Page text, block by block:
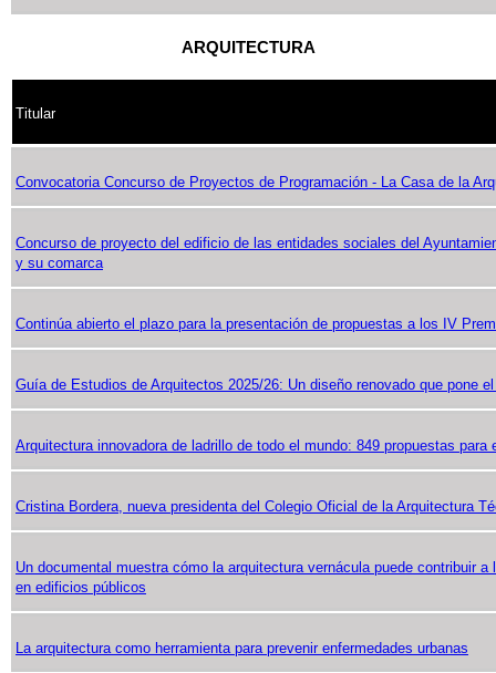
ARQUITECTURA
Titular
Convocatoria Concurso de Proyectos de Programación - La Casa de la
Concurso de proyecto del edificio de las entidades sociales del
y su comarca
Continúa abierto el plazo para la presentación de propuestas a los IV
Guía de Estudios de Arquitectos 2025/26: Un diseño renovado que pone
Arquitectura innovadora de ladrillo de todo el mundo: 849 propuestas para
Cristina Bordera, nueva presidenta del Colegio Oficial de la Arquitectura
Un documental muestra cómo la arquitectura vernácula puede contribuir a
en edificios públicos
La arquitectura como herramienta para prevenir enfermedades urbanas